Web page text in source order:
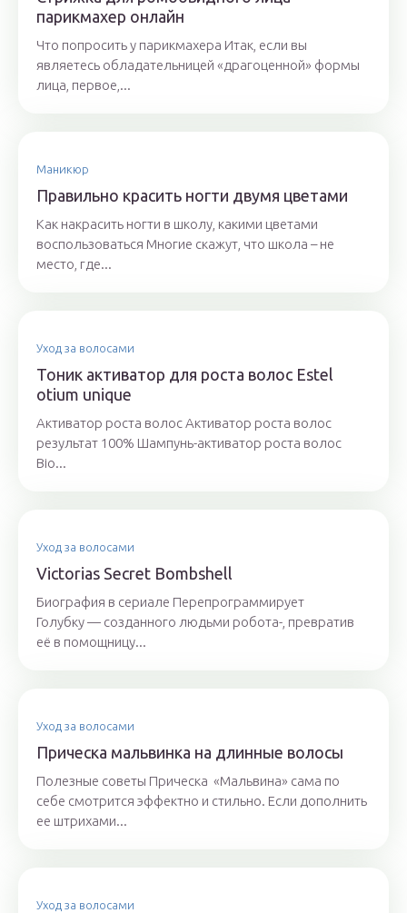
парикмахер онлайн
Что попросить у парикмахера Итак, если вы
являетесь обладательницей «драгоценной» формы
лица, первое,...
Маникюр
Правильно красить ногти двумя цветами
Как накрасить ногти в школу, какими цветами
воспользоваться Многие скажут, что школа – не
место, где...
Уход за волосами
Тоник активатор для роста волос Estel
otium unique
Активатор роста волос Активатор роста волос
результат 100% Шампунь-активатор роста волос
Bio...
Уход за волосами
Victorias Secret Bombshell
Биография в сериале Перепрограммирует
Голубку — созданного людьми робота-, превратив
её в помощницу...
Уход за волосами
Прическа мальвинка на длинные волосы
Полезные советы Прическа «Мальвина» сама по
себе смотрится эффектно и стильно. Если дополнить
ее штрихами...
Уход за волосами